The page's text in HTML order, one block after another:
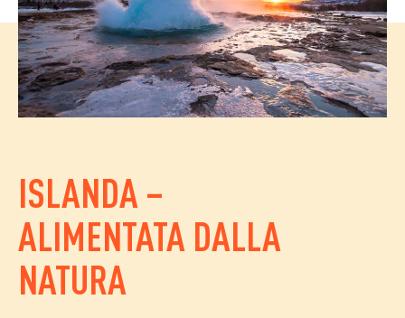
ISLANDA –
ALIMENTATA DALLA
NATURA